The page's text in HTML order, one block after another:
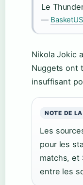
Le
—
Nikola Jokic
Nuggets ont
insuffisant
NOTE DE
Les
pour les
matchs, et
entre les